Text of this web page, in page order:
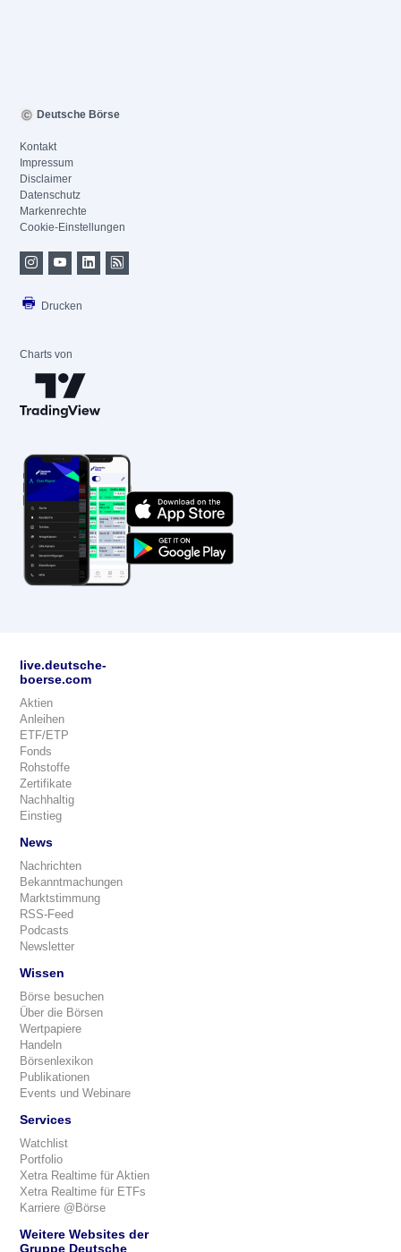
Deutsche Börse
Kontakt
Impressum
Disclaimer
Datenschutz
Markenrechte
Cookie-Einstellungen
Drucken
Charts von
live.deutsche-
boerse.com
Aktien
Anleihen
ETF/ETP
Fonds
Rohstoffe
Zertifikate
Nachhaltig
Einstieg
News
Nachrichten
Bekanntmachungen
Marktstimmung
RSS-Feed
Podcasts
Newsletter
Wissen
Börse besuchen
Über die Börsen
Wertpapiere
Handeln
Börsenlexikon
Publikationen
Events und Webinare
Services
Watchlist
Portfolio
Xetra Realtime für Aktien
Xetra Realtime für ETFs
Karriere @Börse
Weitere Websites der
Gruppe Deutsche